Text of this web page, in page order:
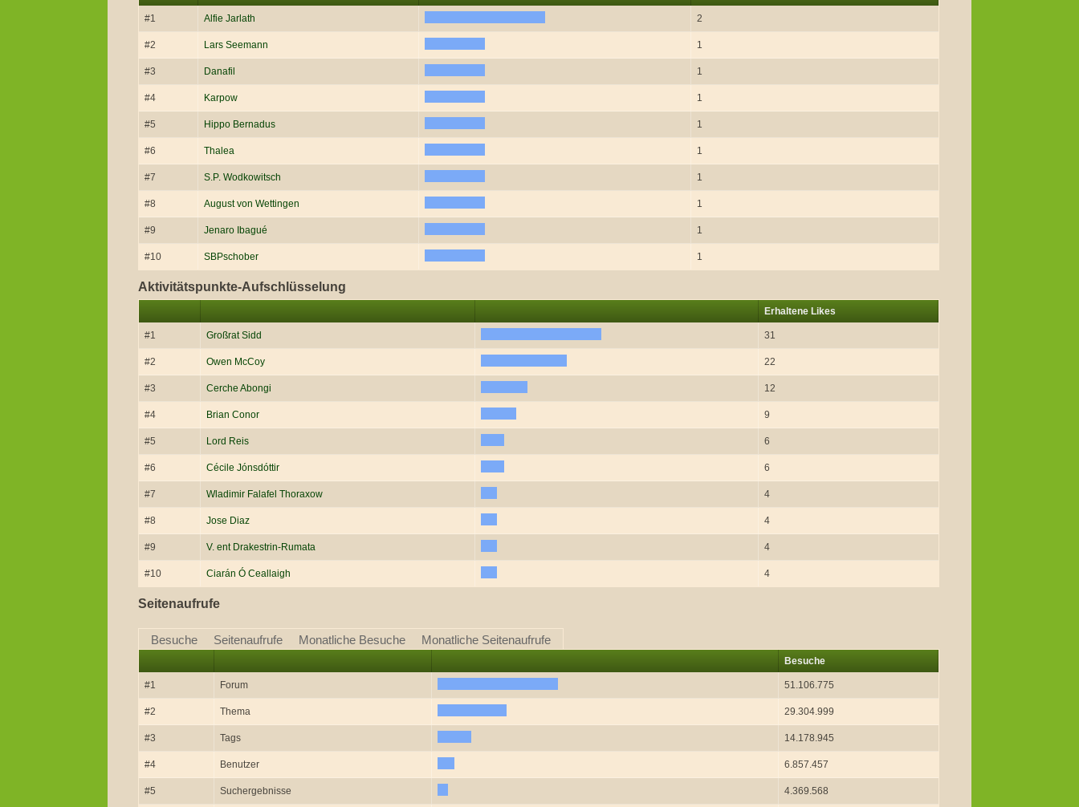
#1 Alfie Jarlath 2
#2 Lars Seemann 1
#3 Danafil 1
#4 Karpow 1
#5 Hippo Bernadus 1
#6 Thalea 1
#7 S.P. Wodkowitsch 1
#8 August von Wettingen 1
#9 Jenaro Ibagué 1
#10 SBPschober 1
Aktivitätspunkte-Aufschlüsselung
Erhaltene Likes
#1 Großrat Sidd 31
#2 Owen McCoy 22
#3 Cerche Abongi 12
#4 Brian Conor 9
#5 Lord Reis 6
#6 Cécile Jónsdóttir 6
#7 Wladimir Falafel Thoraxow 4
#8 Jose Diaz 4
#9 V. ent Drakestrin-Rumata 4
#10 Ciarán Ó Ceallaigh 4
Seitenaufrufe
Besuche Seitenaufrufe Monatliche Besuche Monatliche Seitenaufrufe
Besuche
#1 Forum 51.106.775
#2 Thema 29.304.999
#3 Tags 14.178.945
#4 Benutzer 6.857.457
#5 Suchergebnisse 4.369.568